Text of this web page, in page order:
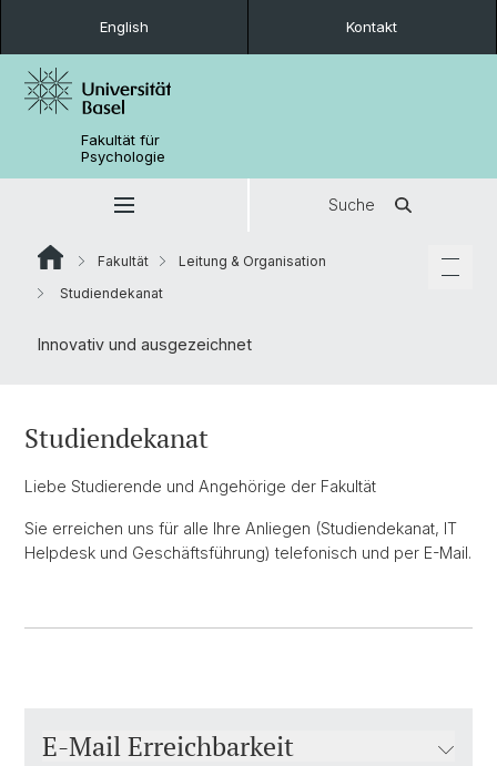
English Kontakt
Fakultät für
Psychologie
Suche
Fakultät
Leitung & Organisation
Studiendekanat
Innovativ und ausgezeichnet
Studiendekanat
Liebe Studierende und Angehörige der Fakultät
Sie erreichen uns für alle Ihre Anliegen (Studiendekanat, IT
Helpdesk und Geschäftsführung) telefonisch und per E-Mail.
E-Mail Erreichbarkeit